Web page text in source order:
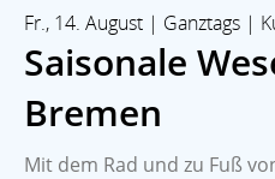
Fr., 14. August | Ganztags |
Saisonale
Bremen
Mit dem Rad und zu Fuß